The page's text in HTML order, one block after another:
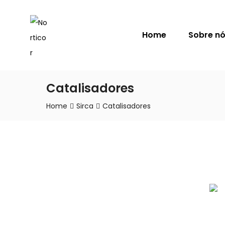
NORTICOR
Home Sobre
Catalisadores
Home Sirca Catalisadores